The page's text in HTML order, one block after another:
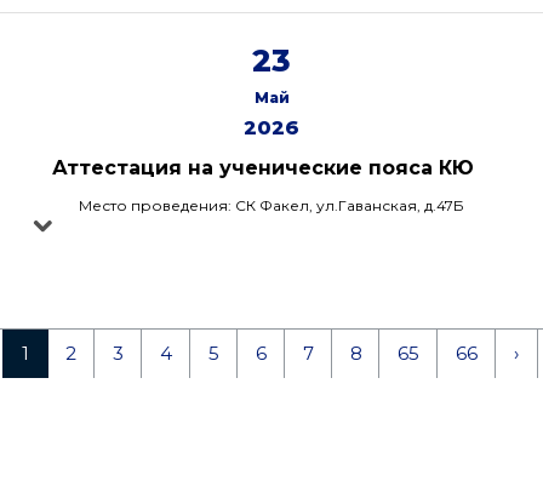
23
Май
2026
Аттестация на ученические пояса КЮ
Место проведения: СК Факел, ул.Гаванская, д.47Б
1 2 3 4 5 6 7 8 65 66 ›